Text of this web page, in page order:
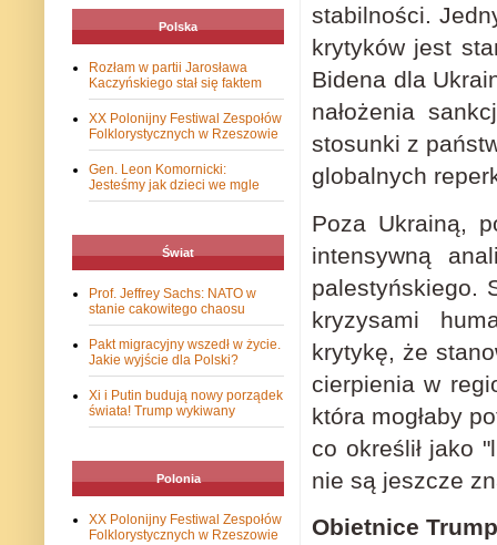
stabilności.
krytyków jest
Bidena dla
nałożenia
stosunki z
globalnych
Poza Ukrainą,
intensywną
palestyńskiego.
kryzysami
krytykę, że
cierpienia w
która mogłaby
co określił jako
nie są jeszcze
Obietnice
Polska
Rozłam w partii Jarosława
Kaczyńskiego stał się faktem
XX Polonijny Festiwal Zespołów
Folklorystycznych w Rzeszowie
Gen. Leon Komornicki:
Jesteśmy jak dzieci we mgle
Świat
Prof. Jeffrey Sachs: NATO w
stanie cakowitego chaosu
Pakt migracyjny wszedł w życie.
Jakie wyjście dla Polski?
Xi i Putin budują nowy porządek
świata! Trump wykiwany
Polonia
XX Polonijny Festiwal Zespołów
Folklorystycznych w Rzeszowie